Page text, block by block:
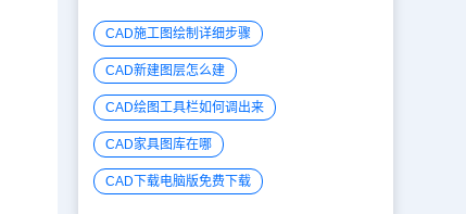
CAD施工图绘制详细步骤
CAD新建图层怎么建
CAD绘图工具栏如何调出来
CAD家具图库在哪
CAD下载电脑版免费下载